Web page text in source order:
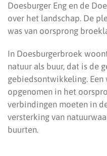
Doesburger Eng en de
over het landschap. De
was van oorsprong
In Doesburgerbroek
natuur als buur, dat is de
gebiedsontwikkeling. Een
opgenomen in het
verbindingen moeten in
versterking van
buurten.